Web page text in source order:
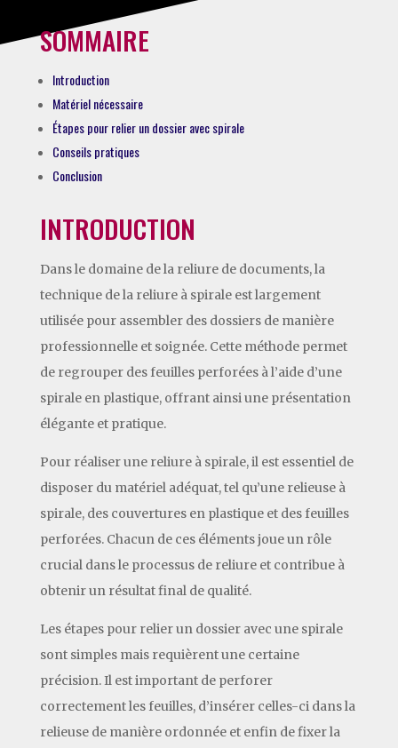
SOMMAIRE
Introduction
Matériel nécessaire
Étapes pour relier un dossier avec spirale
Conseils pratiques
Conclusion
INTRODUCTION
Dans le domaine de la reliure de documents, la
technique de la reliure à spirale est largement
utilisée pour assembler des dossiers de manière
professionnelle et soignée. Cette méthode permet
de regrouper des feuilles perforées à l’aide d’une
spirale en plastique, offrant ainsi une présentation
élégante et pratique.
Pour réaliser une reliure à spirale, il est essentiel de
disposer du matériel adéquat, tel qu’une relieuse à
spirale, des couvertures en plastique et des feuilles
perforées. Chacun de ces éléments joue un rôle
crucial dans le processus de reliure et contribue à
obtenir un résultat final de qualité.
Les étapes pour relier un dossier avec une spirale
sont simples mais requièrent une certaine
précision. Il est important de perforer
correctement les feuilles, d’insérer celles-ci dans la
relieuse de manière ordonnée et enfin de fixer la